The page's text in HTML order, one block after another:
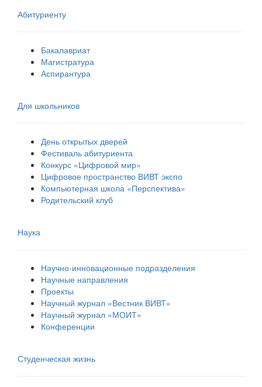
Абитуриенту
Бакалавриат
Магистратура
Аспирантура
Для школьников
День открытых дверей
Фестиваль абитуриента
Конкурс «Цифровой мир»
Цифровое пространство ВИВТ экспо
Компьютерная школа «Перспектива»
Родительский клуб
Наука
Научно-инновационные подразделения
Научные направления
Проекты
Научный журнал «Вестник ВИВТ»
Научный журнал «МОИТ»
Конференции
Студенческая жизнь